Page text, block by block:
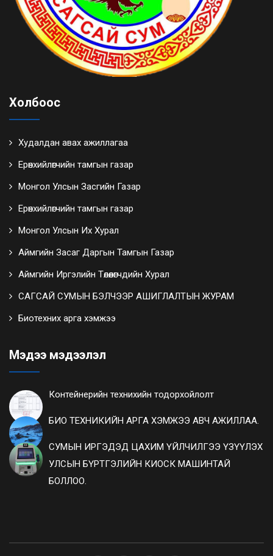
Холбоос
Худалдан авах ажиллагаа
Ерөнхийлөгчийн тамгын газар
Монгол Улсын Засгийн Газар
Ерөнхийлөгчийн тамгын газар
Монгол Улсын Их Хурал
Аймгийн Засаг Даргын Тамгын Газар
Аймгийн Иргэлийн Төлөөлөгчдийн Хурал
САГСАЙ СУМЫН БЭЛЧЭЭР АШИГЛАЛТЫН ЖУРАМ
Биотехних арга хэмжээ
Мэдээ мэдээлэл
Контейнерийн технихийн тодорхойлолт
БИО ТЕХНИКИЙН АРГА ХЭМЖЭЭ АВЧ АЖИЛЛАА.
СУМЫН ИРГЭДЭД ЦАХИМ ҮЙЛЧИЛГЭЭ ҮЗҮҮЛЭХ
УЛСЫН БҮРТГЭЛИЙН КИОСК МАШИНТАЙ
БОЛЛОО.